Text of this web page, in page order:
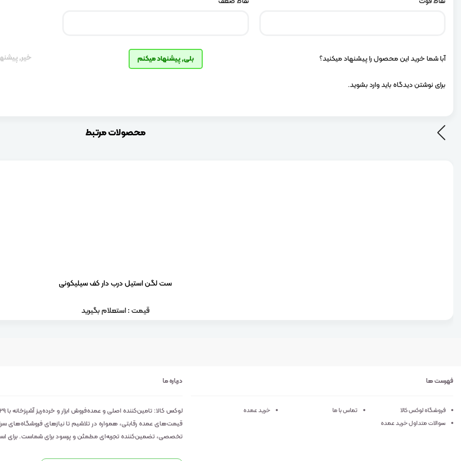
آبا شما خرید این محصول را پیشنهاد میکنید؟ بلی, پیشنهاد میکنم خیر,
برای نوشتن دیدگاه بایدوارد بشوید.
محصولات مرتبط
ست لگن استیل درب دار کف سیلیکونی
قیمت : استعلام بگیرید
فهرست ها
فروشگاه لوکس کالا تماس با ما
خرید عمده
سوالات متداول خرید عمده
درباره ما
قیمت‌های عمده رقابتی، همواره در تلاشیم تا نیازهای فروشگاه‌های
تخصصی، تضمین‌کننده تجربه‌ای مطمئن و پرسود برای شماست. برای